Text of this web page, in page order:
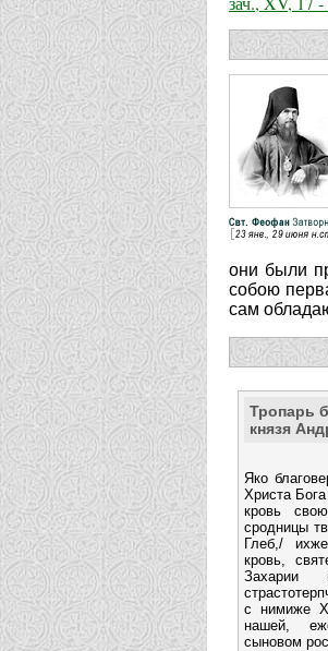
они были
собою
сам
Тропарь
князя
Яко
Христа
кровь
сродницы
Глеб,/
кровь,
Захарии
с нимиже
нашей,
сыновом